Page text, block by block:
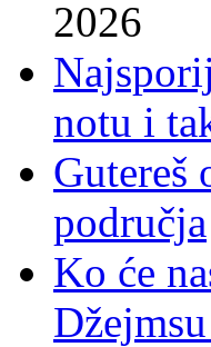
2026
notu i
Gutereš
područja
Ko će